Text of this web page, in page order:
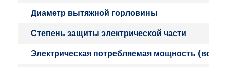
Диаметр вытяжной горловины
Степень защиты электрической части
Электрическая потребляемая мощность